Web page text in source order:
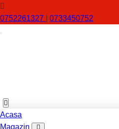
0752261327 0733450752
Acasa
Magazin